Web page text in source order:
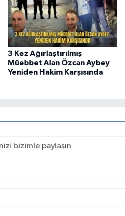
3 Kez Ağırlaştırılmış
Müebbet Alan Özcan Aybey
Yeniden Hakim Karşısında